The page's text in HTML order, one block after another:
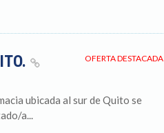
OFERTA DESTACADA
ubicada al sur de Quito se
a...